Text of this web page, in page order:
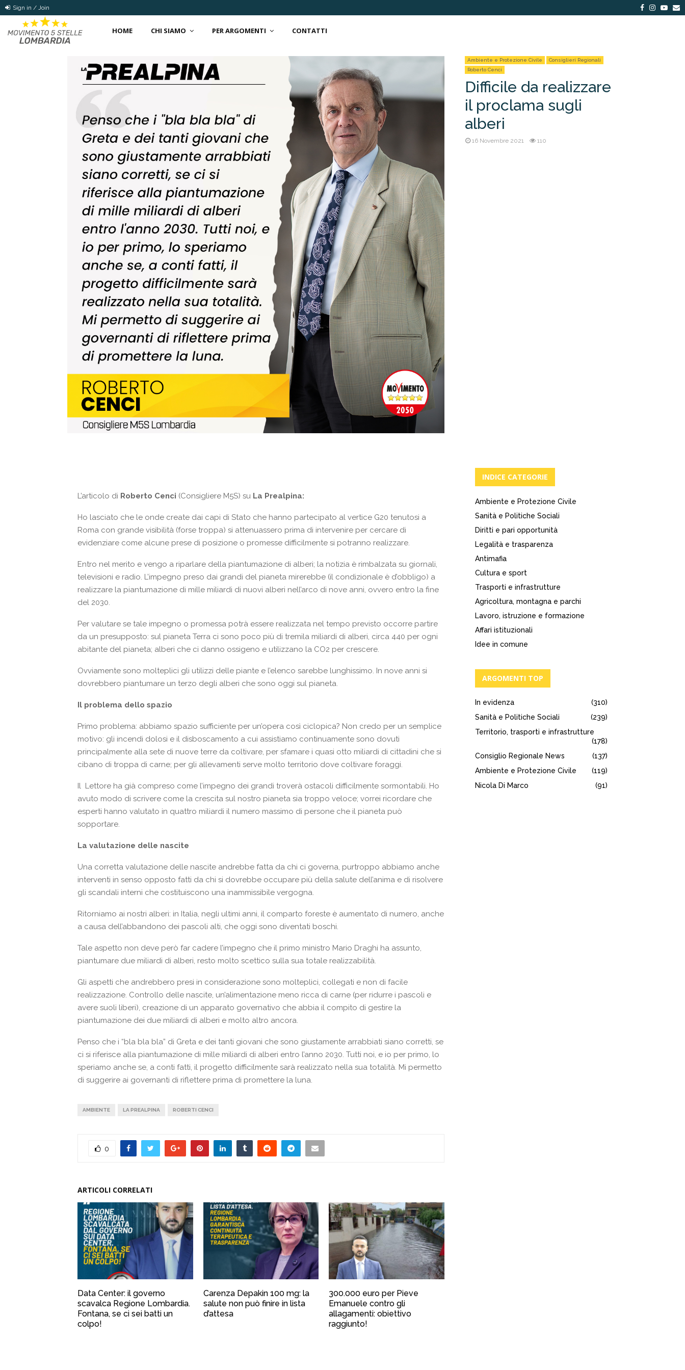
Sign in / Join Facebook
HOME CHI SIAMO PER ARGOMENTI CONTATTI
Ambiente e Protezione Civile
Consiglieri Regionali
Roberto Cenci
Difficile da realizzare
il proclama sugli
alberi
16 Novembre 2021 110
L’articolo di Roberto Cenci (Consigliere M5S) su La Prealpina:
Ho lasciato che le onde create dai capi di Stato che hanno partecipato al vertice G20 tenutosi a
Roma con grande visibilità (forse troppa) si attenuassero prima di intervenire per cercare di
evidenziare come alcune prese di posizione o promesse difficilmente si potranno realizzare.
Entro nel merito e vengo a riparlare della piantumazione di alberi; la notizia è rimbalzata su giornali,
televisioni e radio. L’impegno preso dai grandi del pianeta mirerebbe (il condizionale è d’obbligo) a
realizzare la piantumazione di mille miliardi di nuovi alberi nell’arco di nove anni, ovvero entro la fine
del 2030.
Per valutare se tale impegno o promessa potrà essere realizzata nel tempo previsto occorre partire
da un presupposto: sul pianeta Terra ci sono poco più di tremila miliardi di alberi, circa 440 per ogni
abitante del pianeta; alberi che ci danno ossigeno e utilizzano la CO2 per crescere.
Ovviamente sono molteplici gli utilizzi delle piante e l’elenco sarebbe lunghissimo. In nove anni si
dovrebbero piantumare un terzo degli alberi che sono oggi sul pianeta.
Il problema dello spazio
Primo problema: abbiamo spazio sufficiente per un’opera così ciclopica? Non credo per un semplice
motivo: gli incendi dolosi e il disboscamento a cui assistiamo continuamente sono dovuti
principalmente alla sete di nuove terre da coltivare, per sfamare i quasi otto miliardi di cittadini che si
cibano di troppa di carne; per gli allevamenti serve molto territorio dove coltivare foraggi.
Il Lettore ha già compreso come l’impegno dei grandi troverà ostacoli difficilmente sormontabili. Ho
avuto modo di scrivere come la crescita sul nostro pianeta sia troppo veloce; vorrei ricordare che
esperti hanno valutato in quattro miliardi il numero massimo di persone che il pianeta può
sopportare.
La valutazione delle nascite
Una corretta valutazione delle nascite andrebbe fatta da chi ci governa, purtroppo abbiamo anche
interventi in senso opposto fatti da chi si dovrebbe occupare più della salute dell’anima e di risolvere
gli scandali interni che costituiscono una inammissibile vergogna.
Ritorniamo ai nostri alberi: in Italia, negli ultimi anni, il comparto foreste è aumentato di numero, anche
a causa dell’abbandono dei pascoli alti, che oggi sono diventati boschi.
Tale aspetto non deve però far cadere l’impegno che il primo ministro Mario Draghi ha assunto,
piantumare due miliardi di alberi, resto molto scettico sulla sua totale realizzabilità.
Gli aspetti che andrebbero presi in considerazione sono molteplici, collegati e non di facile
realizzazione. Controllo delle nascite, un’alimentazione meno ricca di carne (per ridurre i pascoli e
avere suoli liberi), creazione di un apparato governativo che abbia il compito di gestire la
piantumazione dei due miliardi di alberi e molto altro ancora.
Penso che i “bla bla bla” di Greta e dei tanti giovani che sono giustamente arrabbiati siano corretti, se
ci si riferisce alla piantumazione di mille miliardi di alberi entro l’anno 2030. Tutti noi, e io per primo, lo
speriamo anche se, a conti fatti, il progetto difficilmente sarà realizzato nella sua totalità. Mi permetto
di suggerire ai governanti di riflettere prima di promettere la luna.
AMBIENTE LA PREALPINA ROBERTI CENCI
0
ARTICOLI CORRELATI
Data Center: il governo
scavalca Regione Lombardia.
Fontana, se ci sei batti un
colpo!
Carenza Depakin 100 mg: la
salute non può finire in lista
d’attesa
300.000 euro per Pieve
Emanuele contro gli
allagamenti: obiettivo
raggiunto!
INDICE CATEGORIE
Ambiente e Protezione Civile
Sanità e Politiche Sociali
Diritti e pari opportunità
Legalità e trasparenza
Antimafia
Cultura e sport
Trasporti e infrastrutture
Agricoltura, montagna e parchi
Lavoro, istruzione e formazione
Affari istituzionali
Idee in comune
ARGOMENTI TOP
In evidenza
(310)
Sanità e Politiche Sociali
(239)
Territorio, trasporti e infrastrutture
(178)
Consiglio Regionale News
(137)
Ambiente e Protezione Civile
(119)
Nicola Di Marco
(91)